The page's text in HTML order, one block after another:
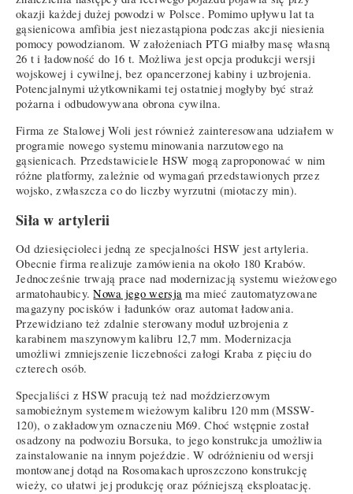
okazji każdej dużej powodzi w Polsce. Pomimo upływu lat ta
gąsienicowa amfibia jest niezastąpiona podczas akcji niesienia
pomocy powodzianom. W założeniach PTG miałby masę własną
26 t i ładowność do 16 t. Możliwa jest opcja produkcji wersji
wojskowej i cywilnej, bez opancerzonej kabiny i uzbrojenia.
Potencjalnymi użytkownikami tej ostatniej mogłyby być straż
pożarna i odbudowywana obrona cywilna.
Firma ze Stalowej Woli jest również zainteresowana udziałem w
programie nowego systemu minowania narzutowego na
gąsienicach. Przedstawiciele HSW mogą zaproponować w nim
różne platformy, zależnie od wymagań przedstawionych przez
wojsko, zwłaszcza co do liczby wyrzutni (miotaczy min).
Siła w artylerii
Od dziesięcioleci jedną ze specjalności HSW jest artyleria.
Obecnie firma realizuje zamówienia na około 180 Krabów.
Jednocześnie trwają prace nad modernizacją systemu wieżowego
armatohaubicy.Nowa jego wersja ma mieć zautomatyzowane
magazyny pocisków i ładunków oraz automat ładowania.
Przewidziano też zdalnie sterowany moduł uzbrojenia z
karabinem maszynowym kalibru 12,7 mm. Modernizacja
umożliwi zmniejszenie liczebności załogi Kraba z pięciu do
czterech osób.
Specjaliści z HSW pracują też nad moździerzowym
samobieżnym systemem wieżowym kalibru 120 mm (MSSW-
120), o zakładowym oznaczeniu M69. Choć wstępnie został
osadzony na podwoziu Borsuka, to jego konstrukcja umożliwia
zainstalowanie na innym pojeździe. W odróżnieniu od wersji
montowanej dotąd na Rosomakach uproszczono konstrukcję
wieży, co ułatwi jej produkcję oraz późniejszą eksploatację.